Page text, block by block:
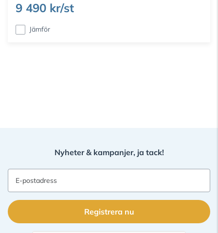
9 490 kr/st
Jämför
Nyheter & kampanjer, ja tack!
E-postadress
Registrera nu